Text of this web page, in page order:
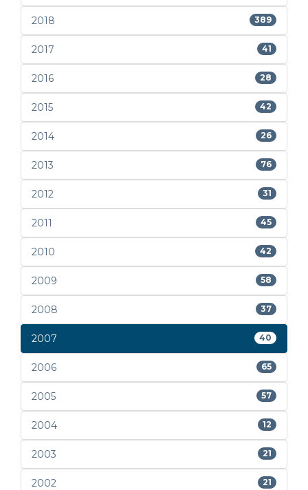
2018 389
2017 41
2016 28
2015 42
2014 26
2013 76
2012 31
2011 45
2010 42
2009 58
2008 37
2007 40
2006 65
2005 57
2004 12
2003 21
2002 21